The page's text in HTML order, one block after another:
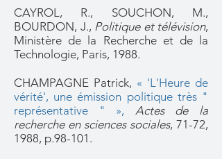
CAYROL, R., SOUCHON, M.,
BOURDON, J., Politique et télévision,
Ministère de la Recherche et de la
Technologie, Paris, 1988.
CHAMPAGNE Patrick, « 'L'Heure de
vérité', une émission politique très "
représentative " », Actes de la
recherche en sciences sociales, 71-72,
1988, p.98-101.